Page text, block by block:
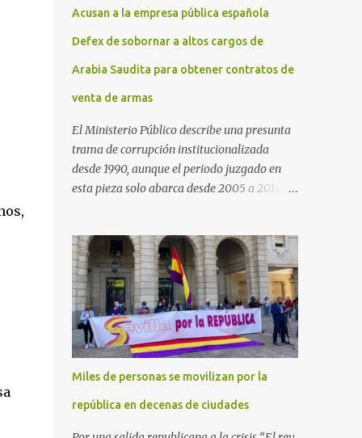
Acusan a la empresa pública española
Defex de sobornar a altos cargos de
Arabia Saudita para obtener contratos de
venta de armas
El Ministerio Público describe una presunta
trama de corrupción institucionalizada
desde 1990, aunque el periodo juzgado en
esta pieza solo abarca desde 2005 a 2014, el
de cárcel de hasta 29 años por diversos
delitos de corrupción a ocho personas,
presuntamente cometidos durante las
ventas de material militar a Arabia Saudita
a través de la empresa pública española
Defex, disuelta. El fiscal Conrado Saiz
describe en su escrito de conclusiones cómo
la empresa pública Defex pagó comisiones
ilegales a diversas autoridades del régimen
Miles de personas se movilizan por la
república en decenas de ciudades